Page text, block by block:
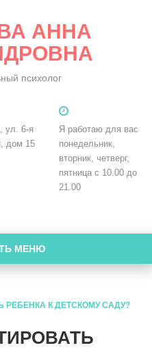
АННА
психолог
Я работаю для вас
понедельник,
вторник, четверг,
пятница с 10.00 до
21.00
ул. 6-я
дом 15
МЕНЮ
РЕБЕНКА К ДЕТСКОМУ САДУ?